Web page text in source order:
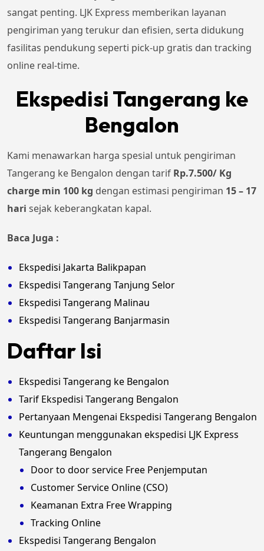
sangat penting. LJK Express memberikan layanan
pengiriman yang terukur dan efisien, serta didukung
fasilitas pendukung seperti pick-up gratis dan tracking
online real-time.
Ekspedisi Tangerang ke
Bengalon
Kami menawarkan harga spesial untuk pengiriman
Tangerang ke Bengalon dengan tarif Rp.7.500/ Kg
charge min 100 kg dengan estimasi pengiriman 15 – 17
hari sejak keberangkatan kapal.
Baca Juga :
Ekspedisi Jakarta Balikpapan
Ekspedisi Tangerang Tanjung Selor
Ekspedisi Tangerang Malinau
Ekspedisi Tangerang Banjarmasin
Daftar Isi
Ekspedisi Tangerang ke Bengalon
Tarif Ekspedisi Tangerang Bengalon
Pertanyaan Mengenai Ekspedisi Tangerang Bengalon
Keuntungan menggunakan ekspedisi LJK Express
Tangerang Bengalon
Door to door service Free Penjemputan
Customer Service Online (CSO)
Keamanan Extra Free Wrapping
Tracking Online
Ekspedisi Tangerang Bengalon